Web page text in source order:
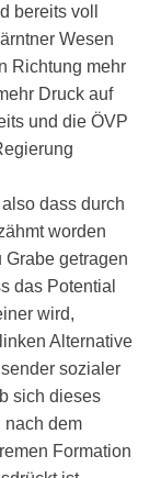
bereits voll
Wesen
Richtung mehr
Druck auf
und die ÖVP
dass durch
worden
Grabe getragen
das Potential
wird,
Alternative
sozialer
sich dieses
nach dem
Formation